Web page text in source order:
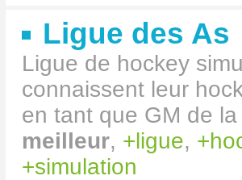
Ligue des As
Ligue de hockey
connaissent leur
en tant que GM de
meilleur, ligue,
simulation